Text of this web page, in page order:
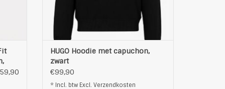
HUGO Hoodie met capuchon,
zwart
€99,90
* Incl. btw Excl. Verzendkosten